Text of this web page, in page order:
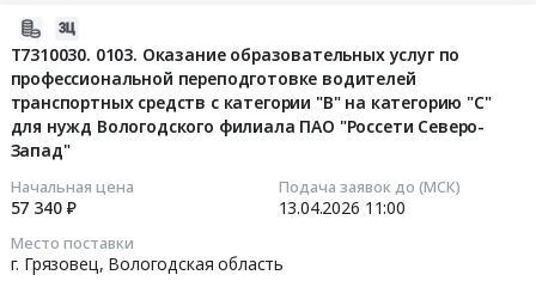
Компрессоры, монтаж и обслуживание
Т7310030. 0103. Оказание образовательных услуг по
профессиональной переподготовке водителей
транспортных средств с категории "В" на категорию "С"
для нужд Вологодского филиала ПАО "Россети Северо-
Запад"
Начальная цена
57 340 ₽
Подача заявок до (МСК)
13.04.2026 11:00
Место поставки
г. Грязовец, Вологодская область